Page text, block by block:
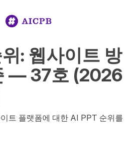
: 웹사이트 방
— 37호 (2026
트 플랫폼에 대한 AI PPT 순위를